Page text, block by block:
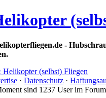
-
· Datenschutz ·
sind 1237 User im